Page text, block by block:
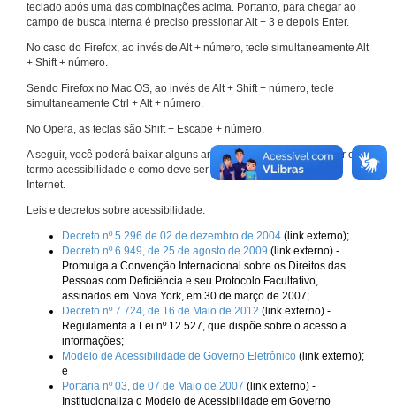
teclado após uma das combinações acima. Portanto, para chegar ao
campo de busca interna é preciso pressionar Alt + 3 e depois Enter.
No caso do Firefox, ao invés de Alt + número, tecle simultaneamente Alt
+ Shift + número.
Sendo Firefox no Mac OS, ao invés de Alt + Shift + número, tecle
simultaneamente Ctrl + Alt + número.
No Opera, as teclas são Shift + Escape + número.
A seguir, você poderá baixar alguns arquivos que explicam melhor o
termo acessibilidade e como deve ser implementado nos sites da
Internet.
Leis e decretos sobre acessibilidade:
Decreto nº 5.296 de 02 de dezembro de 2004 (link externo);
Decreto nº 6.949, de 25 de agosto de 2009 (link externo) -
Promulga a Convenção Internacional sobre os Direitos das
Pessoas com Deficiência e seu Protocolo Facultativo,
assinados em Nova York, em 30 de março de 2007;
Decreto nº 7.724, de 16 de Maio de 2012 (link externo) -
Regulamenta a Lei nº 12.527, que dispõe sobre o acesso a
informações;
Modelo de Acessibilidade de Governo Eletrônico (link externo);
e
Portaria nº 03, de 07 de Maio de 2007 (link externo) -
Institucionaliza o Modelo de Acessibilidade em Governo